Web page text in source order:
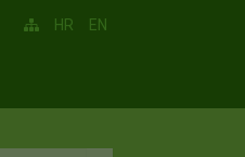
HR EN